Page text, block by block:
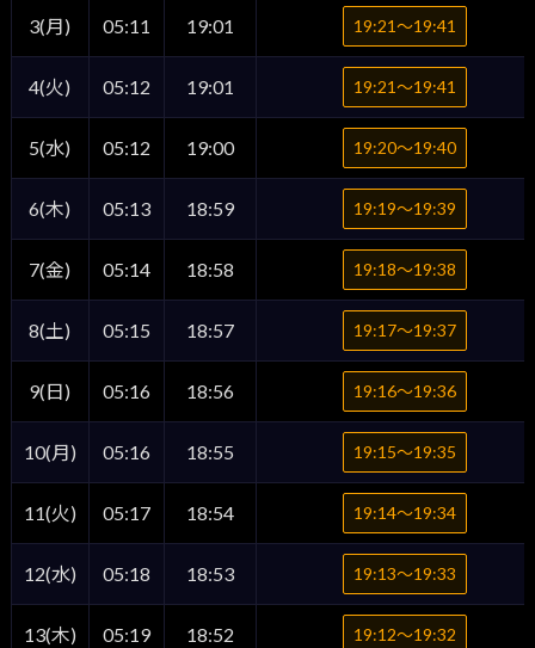
3(月) 05:11 19:01 19:21〜19:41
4(火) 05:12 19:01 19:21〜19:41
5(水) 05:12 19:00 19:20〜19:40
6(木) 05:13 18:59 19:19〜19:39
7(金) 05:14 18:58 19:18〜19:38
8(土) 05:15 18:57 19:17〜19:37
9(日) 05:16 18:56 19:16〜19:36
10(月) 05:16 18:55 19:15〜19:35
11(火) 05:17 18:54 19:14〜19:34
12(水) 05:18 18:53 19:13〜19:33
13(木) 05:19 18:52 19:12〜19:32